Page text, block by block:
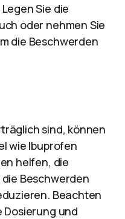
Sie die
oder nehmen Sie
die Beschwerden
sind, können
wie Ibuprofen
helfen, die
Beschwerden
Beachten
Dosierung und